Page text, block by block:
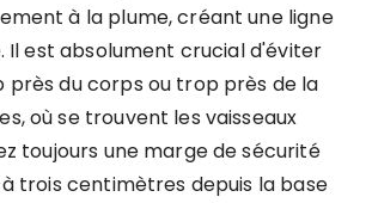
à la plume, créant une ligne
est absolument crucial d'éviter
du corps ou trop près de la
où se trouvent les vaisseaux
toujours une marge de sécurité
trois centimètres depuis la base